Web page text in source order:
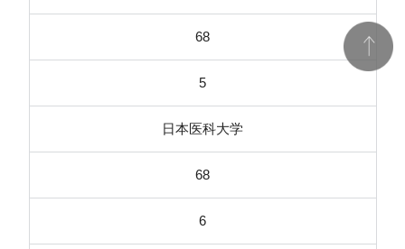
68
5
日本医科大学
68
6